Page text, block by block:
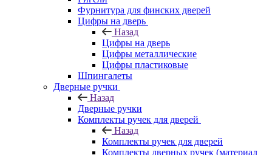
Фурнитура для финских дверей
Цифры на дверь
Назад
Цифры на дверь
Цифры металлические
Цифры пластиковые
Шпингалеты
Дверные ручки
Назад
Дверные ручки
Комплекты ручек для дверей
Назад
Комплекты ручек для дверей
Комплекты дверных ручек (материал